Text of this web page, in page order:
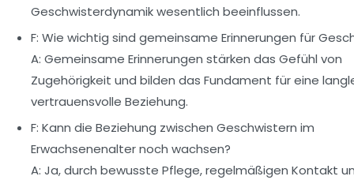
Geschwisterdynamik wesentlich beeinflussen.
F: Wie wichtig sind gemeinsame Erinnerungen für
A: Gemeinsame Erinnerungen stärken das Gefühl von
Zugehörigkeit und bilden das Fundament für eine
vertrauensvolle Beziehung.
F: Kann die Beziehung zwischen Geschwistern im
Erwachsenenalter noch wachsen?
A: Ja, durch bewusste Pflege, regelmäßigen Kontakt